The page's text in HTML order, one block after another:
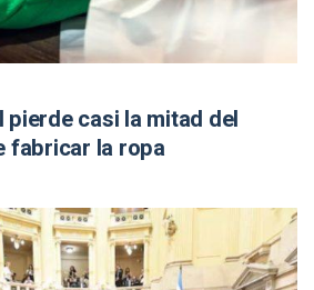
casi la mitad del
fabricar la ropa